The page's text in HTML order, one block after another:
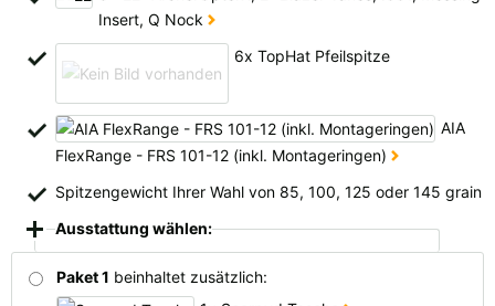
Insert, Q Nock
6x TopHat Pfeilspitze
AIA
FlexRange - FRS 101-12 (inkl. Montageringen)
Spitzengewicht Ihrer Wahl von 85, 100, 125 oder 145 grain
Ausstattung wählen:
Paket 1 beinhaltet zusätzlich: